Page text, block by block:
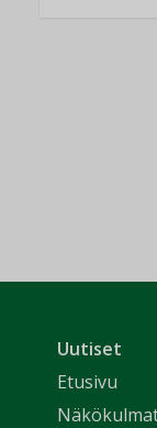
Uutiset
Etusivu